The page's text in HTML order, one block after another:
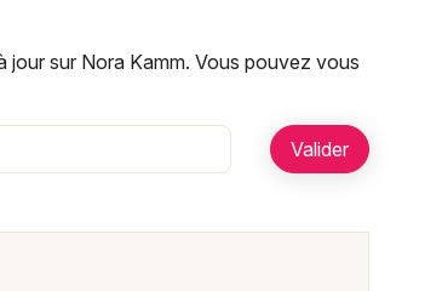
jour sur Nora Kamm. Vous pouvez vous